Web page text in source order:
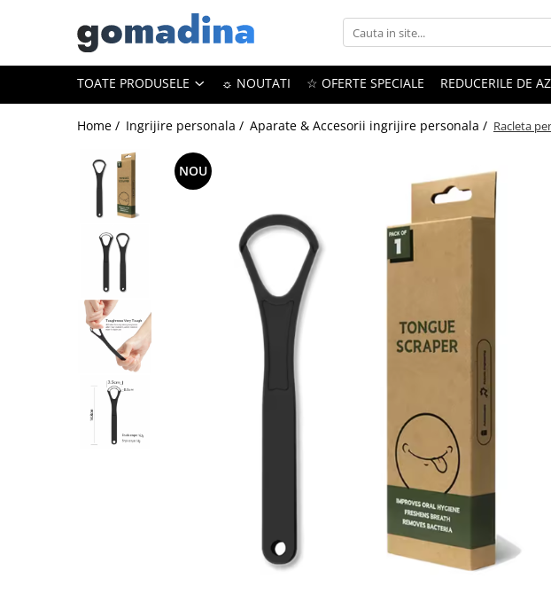
Toate Produsele
Trackere GPS
Portofele smart
Ingrijire personala
Aparate & Accesorii ingrijire
Articole Sanatate & Wellness
Cosmetice & Produse ingrijire
Parfumuri cu feromoni
Produse albire si curatare dinti
Accesorii pentru cap si par
TOATE PRODUSELE ☼ NOUTATI ☆ OFERTE SPECIALE REDUCERILE DE
Home / Ingrijire personala / Aparate & Accesorii ingrijire personala / Racleta
NOU